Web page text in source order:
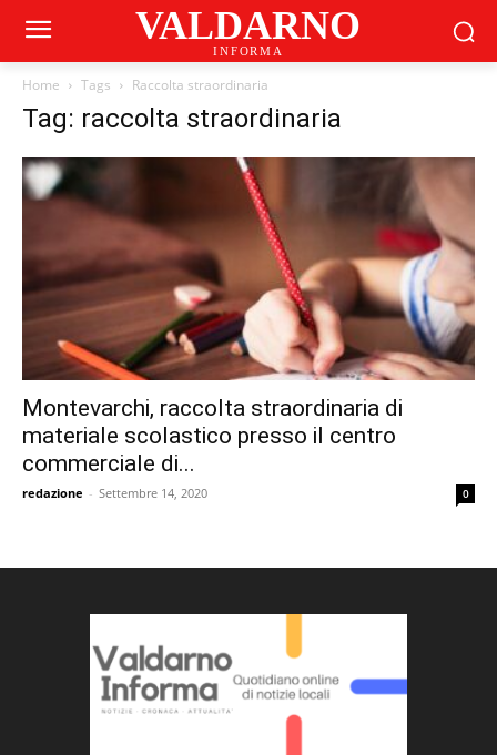
VALDARNO
INFORMA
Home Tags Raccolta straordinaria
Tag: raccolta straordinaria
Montevarchi, raccolta straordinaria di
materiale scolastico presso il centro
commerciale di...
redazione - Settembre 14, 2020 0